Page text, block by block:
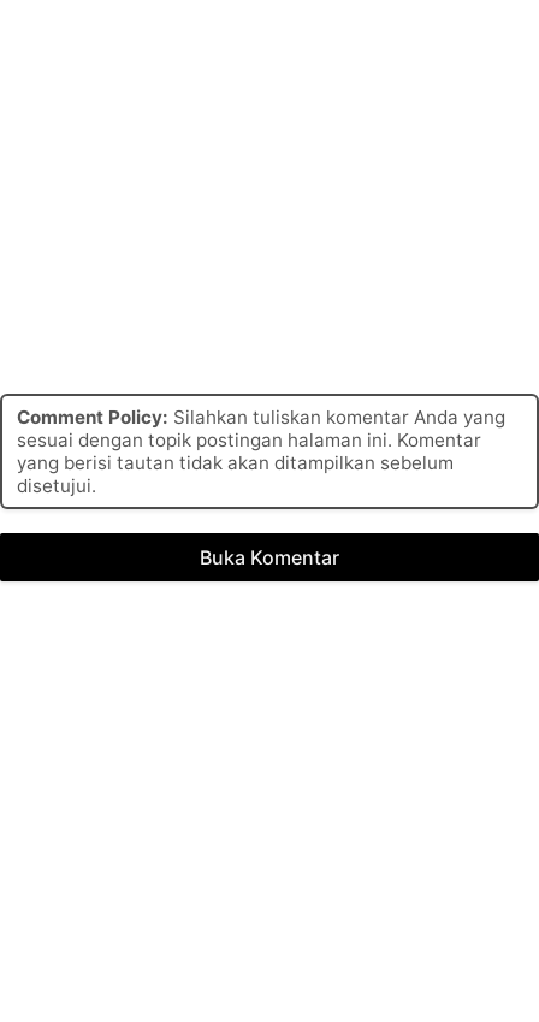
Comment Policy: Silahkan tuliskan komentar Anda yang
sesuai dengan topik postingan halaman ini. Komentar
yang berisi tautan tidak akan ditampilkan sebelum
disetujui.
Buka Komentar